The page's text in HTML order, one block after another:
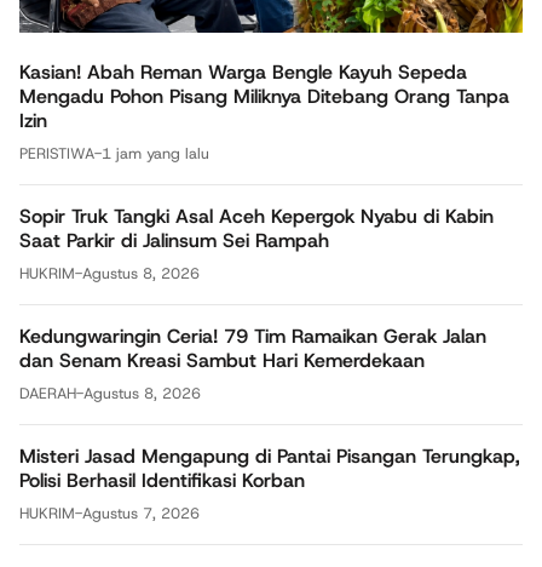
Kasian! Abah Reman Warga Bengle Kayuh Sepeda
Mengadu Pohon Pisang Miliknya Ditebang Orang Tanpa
Izin
PERISTIWA-1 jam yang lalu
Sopir Truk Tangki Asal Aceh Kepergok Nyabu di Kabin
Saat Parkir di Jalinsum Sei Rampah
HUKRIM-Agustus 8, 2026
Kedungwaringin Ceria! 79 Tim Ramaikan Gerak Jalan
dan Senam Kreasi Sambut Hari Kemerdekaan
DAERAH-Agustus 8, 2026
Misteri Jasad Mengapung di Pantai Pisangan Terungkap,
Polisi Berhasil Identifikasi Korban
HUKRIM-Agustus 7, 2026